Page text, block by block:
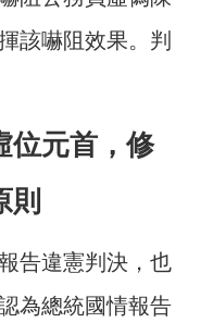
該嚇阻效果。判
位元首，修
則
告違憲判決，也
為總統國情報告